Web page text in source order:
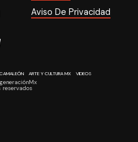
Aviso De Privacidad
CAMALEÓN ARTE Y CULTURA MX VIDEOS
reservados